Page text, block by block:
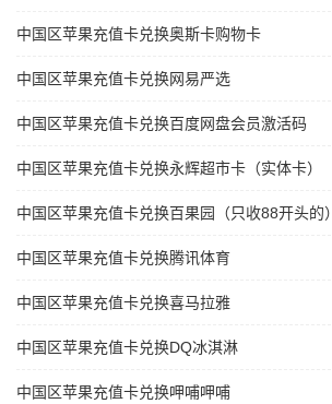
中国区苹果充值卡兑换奥斯卡购物卡
中国区苹果充值卡兑换网易严选
中国区苹果充值卡兑换百度网盘会员激活码
中国区苹果充值卡兑换永辉超市卡（实体卡）
中国区苹果充值卡兑换百果园（只收88开头的）
中国区苹果充值卡兑换腾讯体育
中国区苹果充值卡兑换喜马拉雅
中国区苹果充值卡兑换DQ冰淇淋
中国区苹果充值卡兑换呷哺呷哺